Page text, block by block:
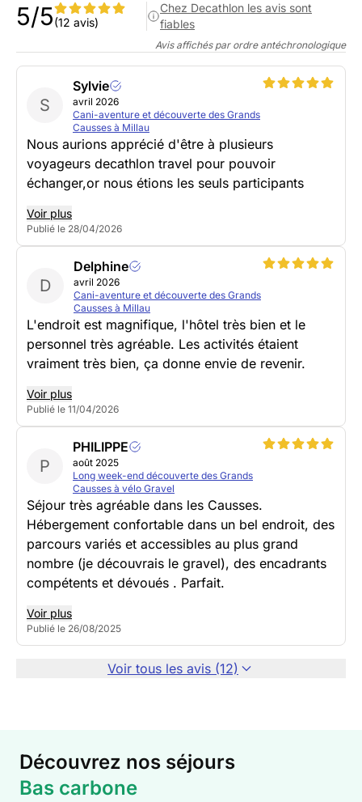
5/5(12 avis)
Chez Decathlon les avis sont
fiables
Avis affichés par ordre antéchronologique
S
Sylvie
avril 2026
Cani-aventure et découverte des Grands
Causses à Millau
Nous aurions apprécié d'être à plusieurs
voyageurs decathlon travel pour pouvoir
échanger,or nous étions les seuls participants
Voir plus
Publié le 28/04/2026
D
Delphine
avril 2026
Cani-aventure et découverte des Grands
Causses à Millau
L'endroit est magnifique, l'hôtel très bien et le
personnel très agréable. Les activités étaient
vraiment très bien, ça donne envie de revenir.
Voir plus
Publié le 11/04/2026
P
PHILIPPE
août 2025
Long week-end découverte des Grands
Causses à vélo Gravel
Séjour très agréable dans les Causses.
Hébergement confortable dans un bel endroit, des
parcours variés et accessibles au plus grand
nombre (je découvrais le gravel), des encadrants
compétents et dévoués . Parfait.
Voir plus
Publié le 26/08/2025
Voir tous les avis (12)
Découvrez nos séjours
Bas carbone